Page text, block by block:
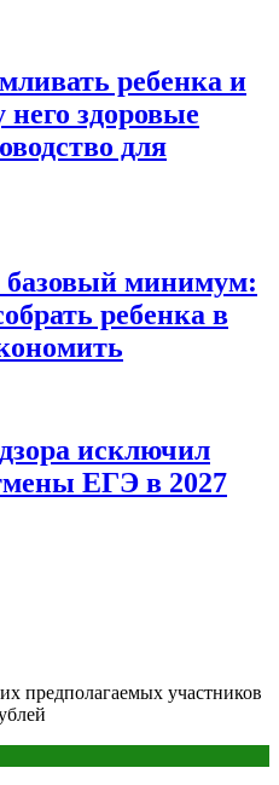
ребенка и
здоровые
для
минимум:
ребенка в
исключил
ЕГЭ в 2027
предполагаемых участников